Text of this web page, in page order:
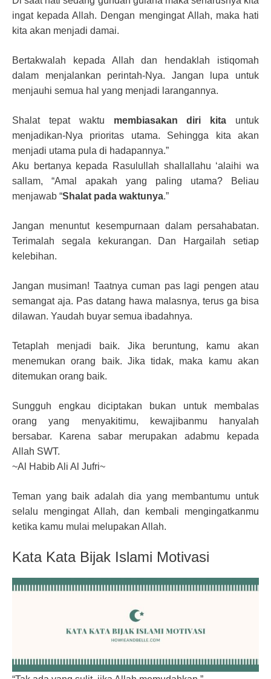
ingat kepada Allah. Dengan mengingat Allah, maka hati
kita akan menjadi damai.
Bertakwalah kepada Allah dan hendaklah istiqomah
dalam menjalankan perintah-Nya. Jangan lupa untuk
menjauhi semua hal yang menjadi larangannya.
Shalat tepat waktu membiasakan diri kita untuk
menjadikan-Nya prioritas utama. Sehingga kita akan
menjadi utama pula di hadapannya.”
Aku bertanya kepada Rasulullah shallallahu ‘alaihi wa
sallam, “Amal apakah yang paling utama? Beliau
menjawab “Shalat pada waktunya.”
Jangan menuntut kesempurnaan dalam persahabatan.
Terimalah segala kekurangan. Dan Hargailah setiap
kelebihan.
Jangan musiman! Taatnya cuman pas lagi pengen atau
semangat aja. Pas datang hawa malasnya, terus ga bisa
dilawan. Yaudah buyar semua ibadahnya.
Tetaplah menjadi baik. Jika beruntung, kamu akan
menemukan orang baik. Jika tidak, maka kamu akan
ditemukan orang baik.
Sungguh engkau diciptakan bukan untuk membalas
orang yang menyakitimu, kewajibanmu hanyalah
bersabar. Karena sabar merupakan adabmu kepada
Allah SWT.
~Al Habib Ali Al Jufri~
Teman yang baik adalah dia yang membantumu untuk
selalu mengingat Allah, dan kembali mengingatkanmu
ketika kamu mulai melupakan Allah.
Kata Kata Bijak Islami Motivasi